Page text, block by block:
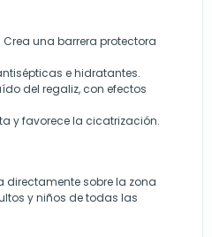
Crea una barrera protectora
e hidratantes.
del regaliz, con efectos
y favorece la cicatrización.
directamente sobre la zona
y niños de todas las